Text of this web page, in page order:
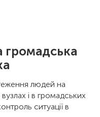
громадська
людей на
і в громадських
ситуації в